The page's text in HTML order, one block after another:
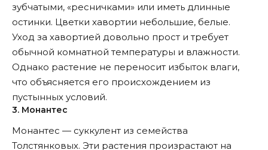
зубчатыми, «ресничками» или иметь длинные
остинки. Цветки хавортии небольшие, белые.
Уход за хавортией довольно прост и требует
обычной комнатной температуры и влажности.
Однако растение не переносит избыток влаги,
что объясняется его происхождением из
пустынных условий.
3. Монантес
Монантес — суккулент из семейства
Толстянковых. Эти растения произрастают на